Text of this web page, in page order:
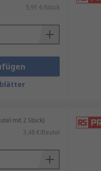
5,91 €/Stück
mit 2 Stück)
3,48 €/Beutel